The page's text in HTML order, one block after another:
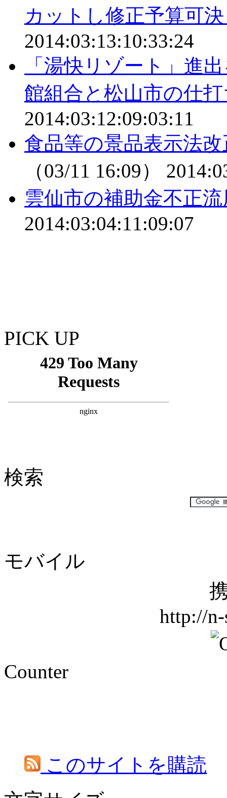
カットし修正予算可
2014:03:13:10:33:24
「湯快リゾート」進
館組合と松山市の仕
2014:03:12:09:03:11
食品等の景品表示法
（03/11 16:09）
雲仙市の補助金不正
2014:03:04:11:09:07
PICK UP
検索
モバイル
http://
Counter
このサイトを購読